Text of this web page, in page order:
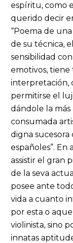
espíritu, como
querido decir
“Poema de
de su técnica,
sensibilidad
emotivos,
interpretación,
permitirse el
dándole la
consumada
digna sucesora
españoles”.
assistir el gran
de la seva
posee ante
vida a cuanto
por esta o
violinista, sino
innatas